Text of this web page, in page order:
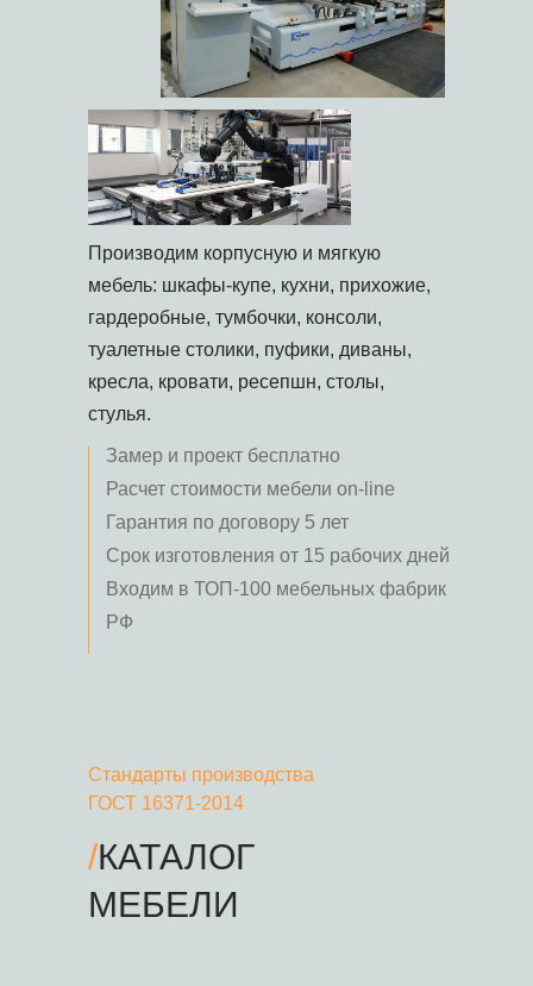
Производим корпусную и мягкую
мебель: шкафы-купе, кухни, прихожие,
гардеробные, тумбочки, консоли,
туалетные столики, пуфики, диваны,
кресла, кровати, ресепшн, столы,
стулья.
Замер и проект бесплатно
Расчет стоимости мебели on-line
Гарантия по договору 5 лет
Срок изготовления от 15 рабочих дней
Входим в ТОП-100 мебельных фабрик
РФ
/КАТАЛОГ
МЕБЕЛИ
Стандарты производства
ГОСТ 16371-2014